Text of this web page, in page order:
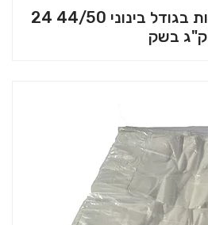
שקיות גופיה שחורות בגודל בינוני 44/50 24
ק"ג בשק